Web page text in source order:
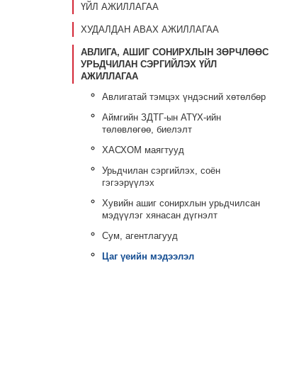
ҮЙЛ АЖИЛЛАГАА
ХУДАЛДАН АВАХ АЖИЛЛАГАА
АВЛИГА, АШИГ СОНИРХЛЫН ЗӨРЧЛӨӨС
УРЬДЧИЛАН СЭРГИЙЛЭХ ҮЙЛ
АЖИЛЛАГАА
Авлигатай тэмцэх үндэсний хөтөлбөр
Аймгийн ЗДТГ-ын АТҮХ-ийн
төлөвлөгөө, биелэлт
ХАСХОМ маягтууд
Урьдчилан сэргийлэх, соён
гэгээрүүлэх
Хувийн ашиг сонирхлын урьдчилсан
мэдүүлэг хянасан дүгнэлт
Сум, агентлагууд
Цаг үеийн мэдээлэл